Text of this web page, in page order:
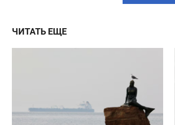
ЧИТАТЬ ЕЩЕ